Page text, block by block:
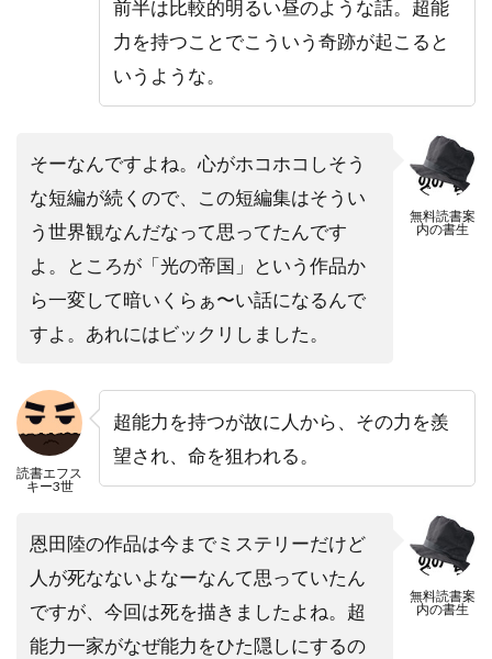
前半は比較的明るい昼のような話。超能
力を持つことでこういう奇跡が起こると
いうような。
無料読書案
内の書生
そーなんですよね。心がホコホコしそう
な短編が続くので、この短編集はそうい
う世界観なんだなって思ってたんです
よ。ところが「光の帝国」という作品か
ら一変して暗いくらぁ〜い話になるんで
すよ。あれにはビックリしました。
読書エフス
キー3世
超能力を持つが故に人から、その力を羨
望され、命を狙われる。
無料読書案
内の書生
恩田陸の作品は今までミステリーだけど
人が死なないよなーなんて思っていたん
ですが、今回は死を描きましたよね。超
能力一家がなぜ能力をひた隠しにするの